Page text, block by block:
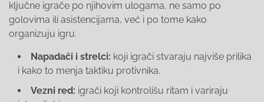
ključne igrače po njihovim ulogama, ne samo po
golovima ili asistencijama, već i po tome kako
organizuju igru.
Napadači i strelci: koji igrači stvaraju najviše prilika
i kako to menja taktiku protivnika.
Vezni red: igrači koji kontrolišu ritam i variraju